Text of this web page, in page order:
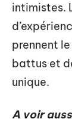
intimistes.
prennent
battus et
unique.
A voir